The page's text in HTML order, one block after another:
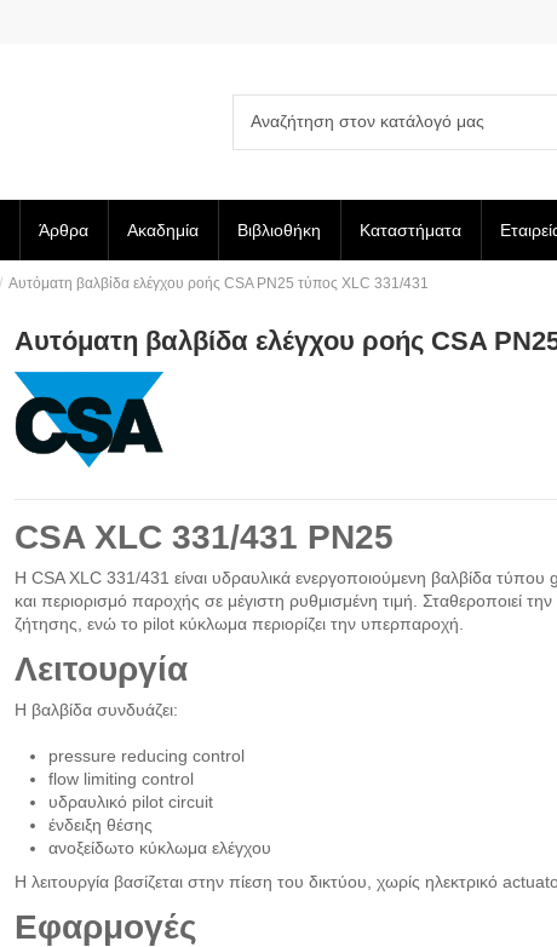
Άρθρα Ακαδημία Βιβλιοθήκη Καταστήματα
Αυτόματη βαλβίδα ελέγχου ροής CSA PN25 τύπος XLC 331/431
Αυτόματη βαλβίδα ελέγχου ροής CSA
CSA XLC 331/431 PN25
Η CSA XLC 331/431 είναι υδραυλικά ενεργοποιούμενη βαλβίδα τύπου
και περιορισμό παροχής σε μέγιστη ρυθμισμένη τιμή. Σταθεροποιεί
ζήτησης, ενώ το pilot κύκλωμα περιορίζει την υπερπαροχή.
Λειτουργία
Η βαλβίδα συνδυάζει:
pressure reducing control
flow limiting control
υδραυλικό pilot circuit
ένδειξη θέσης
ανοξείδωτο κύκλωμα ελέγχου
Η λειτουργία βασίζεται στην πίεση του δικτύου, χωρίς ηλεκτρικό
Εφαρμογές